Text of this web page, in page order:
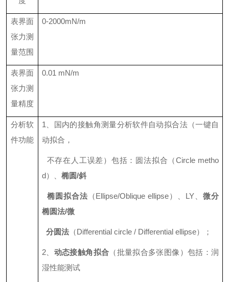
表界面
张力测
量范围
0-2000mN/m
表界面
张力测
量精度
0.01 mN/m
分析软
件功能
1、国内的接触角测量分析软件自动拟合法（一键自
动拟合，
不存在人工误差）包括：圆法拟合（Circle metho
d）、 椭圆/斜
椭圆拟合法 （Ellipse/Oblique ellipse）、LY、微分
椭圆法/微
分圆法 （Differential circle / Differential ellipse）；
2、 动态接触角拟合 （批量拟合多张图像）包括：润
湿性能测试